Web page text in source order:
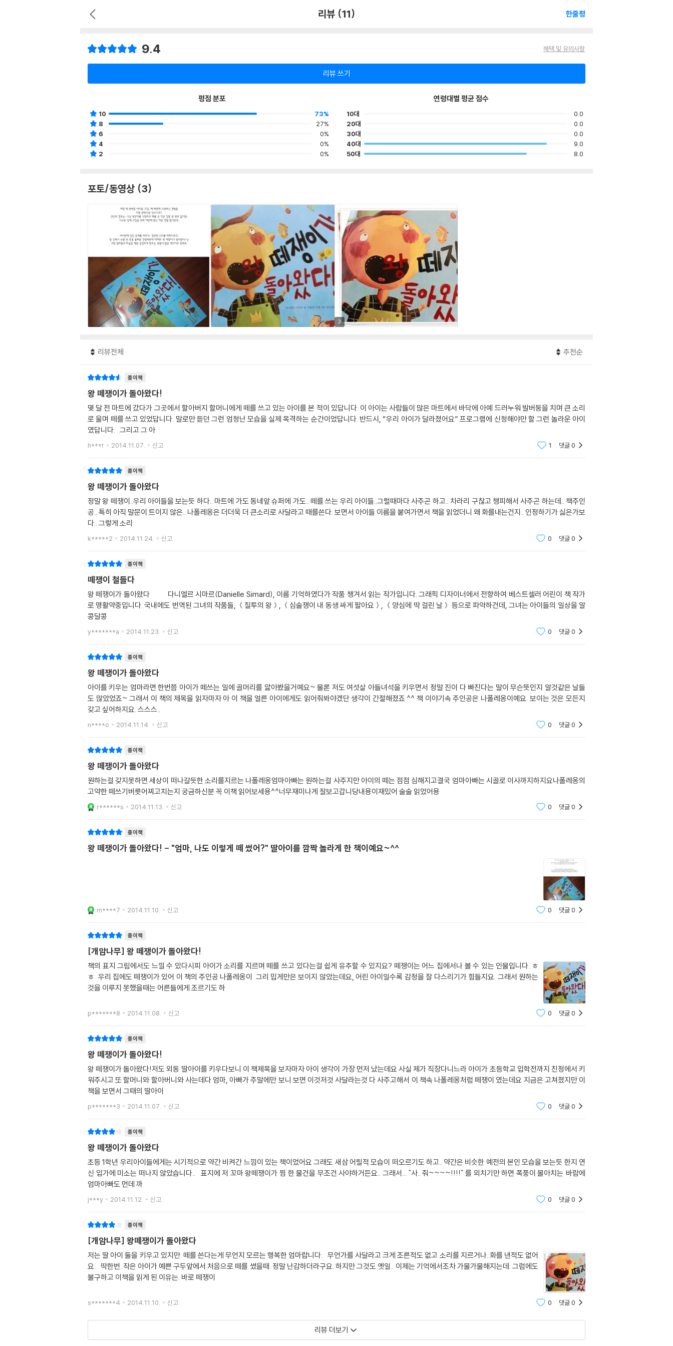
리뷰 (11) 한줄평
9.4 혜택 및 유의사항
리뷰 쓰기
평점 분포
10
73%
8
27%
6
0%
4
0%
2
0%
연령대별 평균 점수
10대
0.0
20대
0.0
30대
0.0
40대
9.0
50대
8.0
포토/동영상 (3)
3
리뷰전체 추천순
종이책
왕 떼쟁이가 돌아왔다!
몇 달 전 마트에 갔다가 그곳에서 할아버지 할머니에게 떼를 쓰고 있는 아이를 본 적이 있답니다. 이 아이는 사람들이 많은 마트에서 바닥에 아예 드러누워 발버둥을 치며 큰 소리
로 울며 떼를 쓰고 있었답니다. 말로만 듣던 그런 엄청난 모습을 실제 목격하는 순간이었답니다. 반드시, “우리 아이가 달라졌어요” 프로그램에 신청해야만 할 그런 놀라운 아이
였답니다. 그리고 그 아
h***r 2014.11.07. 신고 1 댓글0
종이책
왕 떼쟁이가 돌아왔다
정말 왕 떼쟁이..우리 아이들을 보는듯 하다.. 마트에 가도 동네앞 슈퍼에 가도.. 떼를 쓰는 우리 아이들..그럴때마다 사주곤 하고.. 차라리 구찮고 챙피해서 사주곤 하는데.. 책주인
공.. 특히 아직 말문이 트이지 않은.. 나폴레옹은 더더욱 더 큰소리로 사달라고 때를쓴다. 보면서 아이들 이름을 붙여가면서 책을 읽었더니 왜 화를내는건지.. 인정하기가 싫은가보
다.. 그렇게 소리
k*****2 2014.11.24. 신고 0 댓글0
종이책
떼쟁이 철들다
왕 떼쟁이가 돌아왔다 다니엘르 시마르(Danielle Simard), 이름 기억하였다가 작품 챙겨서 읽는 작가입니다. 그래픽 디자이너에서 전향하여 베스트셀러 어린이 책 작가
로 맹활약중입니다. 국내에도 번역된 그녀의 작품들, ＜질투의 왕＞, ＜심술쟁이 내 동생 싸게 팔아요＞, ＜양심에 딱 걸린 날＞ 등으로 파악하건데, 그녀는 아이들의 일상을 알
콩달콩
y*******a 2014.11.23. 신고 0 댓글0
종이책
왕 떼쟁이가 돌아왔다
아이를 키우는 엄마라면 한번쯤 아이가 떼쓰는 일에 골머리를 앓아봤을거예요~ 물론 저도 여섯살 아들녀석을 키우면서 정말 진이 다 빠진다는 말이 무슨뜻인지 알것같은 날들
도 많았었죠~ 그래서 이 책의 제목을 읽자마자 아 이 책을 얼른 아이에게도 읽어줘봐야겠단 생각이 간절해졌죠 ^^ 책 이야기속 주인공은 나폴레옹이예요. 보이는 것은 모든지
갖고 싶어하지요. 스스스..
n****o 2014.11.14. 신고 0 댓글0
종이책
왕 떼쟁이가 돌아왔다
원하는걸 갖지못하면 세상이 떠나갈듯한 소리를지르는 나폴레옹엄마아빠는 원하는걸 사주지만 아이의 떼는 점점 심해지고결국 엄마아빠는 시골로 이사까지하지요나폴레옹의
고약한 떼쓰기버릇어찌고치는지 궁금하신분 꼭 이책 읽어보세용^^너무재미나게 잘보고갑니당내용이재밌어 술술 읽었어용
r******s 2014.11.13. 신고 0 댓글0
종이책
왕 떼쟁이가 돌아왔다! - "엄마, 나도 이렇게 떼 썼어?" 딸아이를 깜짝 놀라게 한 책이예요~^^
m****7 2014.11.10. 신고 0 댓글0
종이책
[개암나무] 왕 떼쟁이가 돌아왔다!
책의 표지 그림에서도 느낄 수 있다시피 아이가 소리를 지르며 떼를 쓰고 있다는걸 쉽게 유추할 수 있지요? 떼쟁이는 어느 집에서나 볼 수 있는 인물입니다. ㅎ
ㅎ 우리 집에도 떼쟁이가 있어 이 책의 주인공 나폴레옹이 그리 밉게만은 보이지 않았는데요, 어린 아이일수록 감정을 잘 다스리기가 힘들지요. 그래서 원하는
것을 이루지 못했을때는 어른들에게 조르기도 하
p*******8 2014.11.08. 신고 0 댓글0
종이책
왕 떼쟁이가 돌아왔다!
왕 떼쟁이가 돌아왔다!저도 외동 딸아이를 키우다보니 이 책제목을 보자마자 아이 생각이 가장 먼저 났는데요 사실 제가 직장다니느라 아이가 초등학교 입학전까지 친정에서 키
워주시고 또 할머니와 할아버니와 사는데다 엄마, 아빠가 주말에만 보니 보면 이것저것 사달라는것 다 사주고해서 이 책속 나폴레옹처럼 떼쟁이 였는데요 지금은 고쳐졌지만 이
책을 보면서 그때의 딸아이
p*******3 2014.11.07. 신고 0 댓글0
종이책
왕 떼쟁이가 돌아왔다
초등 1학년 우리아이들에게는 시기적으로 약간 비켜간 느낌이 있는 책이었어요 그래도 새삼 어릴적 모습이 떠오르기도 하고.. 약간은 비슷한 예전의 본인 모습을 보는듯 한지 연
신 입가에 미소는 떠나지 않았습니다.. 표지에 저 꼬마 왕떼쟁이가 찜 한 물건을 무조건 사야하거든요.. 그래서... "사.. 줘~~~~!!!!" 를 외치기만 하면 폭풍이 몰아치는 바람에
엄마아빠도 먼데 까
j***y 2014.11.12. 신고 0 댓글0
종이책
[개암나무] 왕떼쟁이가 돌아왔다
저는 딸 아이 둘을 키우고 있지만. 떼를 쓴다는게 무언지 모르는 행복한 엄마랍니다. 무언가를 사달라고 크게 조른적도 없고 소리를 지르거나..화를 낸적도 없어
요. 딱한번..작은 아이가 예쁜 구두앞에서 처음으로 떼를 썼을때. 정말 난감하더라구요. 하지만 그것도 옛일.. 이제는 기억에서조차 가물가물해지는데. 그럼에도
불구하고 이책을 읽게 된 이유는. 바로 떼쟁이
s*******4 2014.11.10. 신고 0 댓글0
리뷰 더보기